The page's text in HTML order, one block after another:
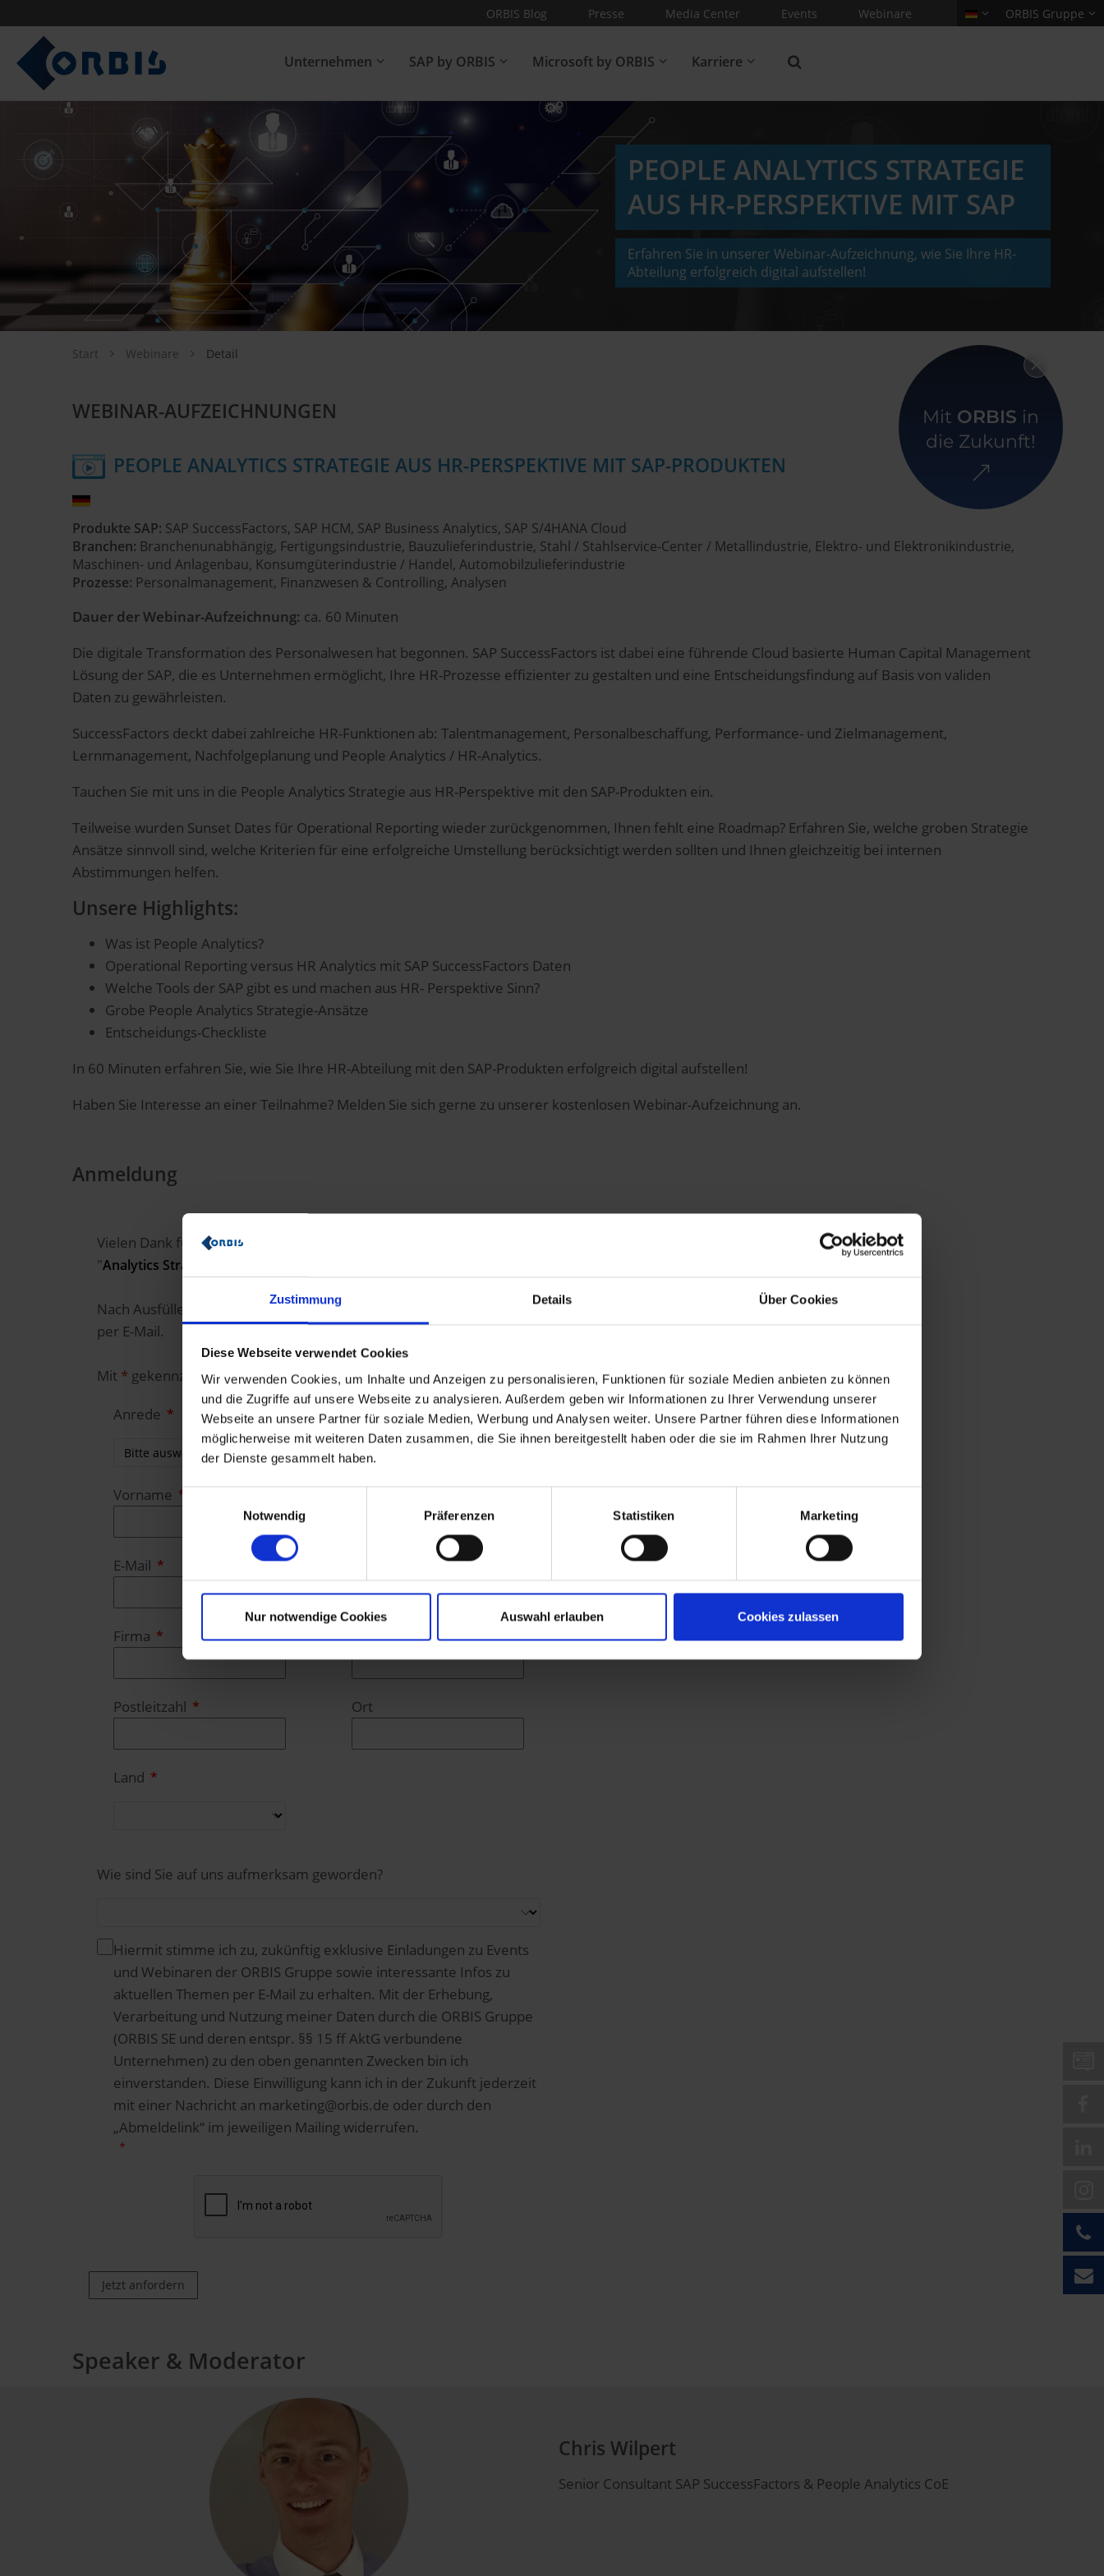
Zustimmung Details Über Cookies
Diese Webseite verwendet Cookies
Wir verwenden Cookies, um Inhalte und Anzeigen zu personalisieren, Funktionen für soziale Medien anbieten zu können
und die Zugriffe auf unsere Webseite zu analysieren. Außerdem geben wir Informationen zu Ihrer Verwendung unserer
Webseite an unsere Partner für soziale Medien, Werbung und Analysen weiter. Unsere Partner führen diese Informationen
möglicherweise mit weiteren Daten zusammen, die Sie ihnen bereitgestellt haben oder die sie im Rahmen Ihrer Nutzung
der Dienste gesammelt haben.
Einwilligungsauswahl
Notwendig
Präferenzen Statistiken Marketing
Nur notwendige Cookies Auswahl erlauben Cookies zulassen
Mit ORBIS in
die Zukunft!
ORBIS Blog Presse Media Center Events Webinare ORBIS Gruppe
Unternehmen SAP by ORBIS Microsoft by ORBIS Karriere
PEOPLE ANALYTICS STRATEGIE
AUS HR-PERSPEKTIVE MIT SAP
Erfahren Sie in unserer Webinar-Aufzeichnung, wie Sie Ihre HR-
Abteilung erfolgreich digital aufstellen!
Start Webinare Detail
WEBINAR-AUFZEICHNUNGEN Zurück zur Übersicht
PEOPLE ANALYTICS STRATEGIE AUS HR-PERSPEKTIVE MIT SAP-PRODUKTEN
Produkte SAP: SAP SuccessFactors, SAP HCM, SAP Business Analytics, SAP S/4HANA Cloud
Branchen: Branchenunabhängig, Fertigungsindustrie, Bauzulieferindustrie, Stahl / Stahlservice-Center / Metallindustrie, Elektro- und Elektronikindustrie,
Maschinen- und Anlagenbau, Konsumgüterindustrie / Handel, Automobilzulieferindustrie
Prozesse: Personalmanagement, Finanzwesen & Controlling, Analysen
Dauer der Webinar-Aufzeichnung: ca. 60 Minuten
Die digitale Transformation des Personalwesen hat begonnen. SAP SuccessFactors ist dabei eine führende Cloud basierte Human Capital Management
Lösung der SAP, die es Unternehmen ermöglicht, Ihre HR-Prozesse effizienter zu gestalten und eine Entscheidungsfindung auf Basis von validen
Daten zu gewährleisten.
SuccessFactors deckt dabei zahlreiche HR-Funktionen ab: Talentmanagement, Personalbeschaffung, Performance- und Zielmanagement,
Lernmanagement, Nachfolgeplanung und People Analytics / HR-Analytics.
Tauchen Sie mit uns in die People Analytics Strategie aus HR-Perspektive mit den SAP-Produkten ein.
Teilweise wurden Sunset Dates für Operational Reporting wieder zurückgenommen, Ihnen fehlt eine Roadmap? Erfahren Sie, welche groben Strategie
Ansätze sinnvoll sind, welche Kriterien für eine erfolgreiche Umstellung berücksichtigt werden sollten und Ihnen gleichzeitig bei internen
Abstimmungen helfen.
Unsere Highlights:
Was ist People Analytics?
Operational Reporting versus HR Analytics mit SAP SuccessFactors Daten
Welche Tools der SAP gibt es und machen aus HR- Perspektive Sinn?
Grobe People Analytics Strategie-Ansätze
Entscheidungs-Checkliste
In 60 Minuten erfahren Sie, wie Sie Ihre HR-Abteilung mit den SAP-Produkten erfolgreich digital aufstellen!
Haben Sie Interesse an einer Teilnahme? Melden Sie sich gerne zu unserer kostenlosen Webinar-Aufzeichnung an.
Anmeldung
Vielen Dank für Ihr Interesse an unserer Webinar-Aufzeichnung
"Analytics Strategie aus HR-Perspektive mit SAP-Produkten
Nach Ausfüllen des Formulars erhalten Sie die Webinar-Aufzeichnung
per E-Mail.
Mit * gekennzeichnete Felder sind zur Bearbeitung erforderlich.:
Anrede
Vorname
E-Mail Telefonnummer
Firma Funktion
Postleitzahl Ort
Land
Wie sind Sie auf uns aufmerksam geworden?
Hiermit stimme ich zu, zukünftig exklusive Einladungen zu Events
und Webinaren der ORBIS Gruppe sowie interessante Infos zu
aktuellen Themen per E-Mail zu erhalten. Mit der Erhebung,
Verarbeitung und Nutzung meiner Daten durch die ORBIS Gruppe
(ORBIS SE und deren entspr. §§ 15 ff AktG verbundene
Unternehmen) zu den oben genannten Zwecken bin ich
einverstanden. Diese Einwilligung kann ich in der Zukunft jederzeit
mit einer Nachricht an marketing@orbis.de oder durch den
„Abmeldelink“ im jeweiligen Mailing widerrufen.
Jetzt anfordern
Speaker & Moderator
Chris Wilpert
Senior Consultant SAP SuccessFactors & People Analytics CoE